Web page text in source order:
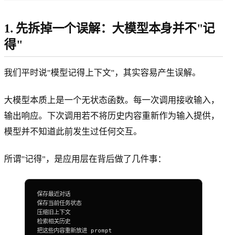
1. 先拆掉一个误解：大模型本身并不"记
得"
我们平时说"模型记得上下文"，其实容易产生误解。
大模型本质上是一个无状态函数。每一次调用接收输入，
输出响应。下次调用若不将历史内容重新作为输入提供，
模型并不知道此前发生过任何交互。
所谓"记得"，是应用层在背后做了几件事：
保存最近对话
保存当前任务状态
压缩旧上下文
检索相关历史
把这些内容重新放进 prompt